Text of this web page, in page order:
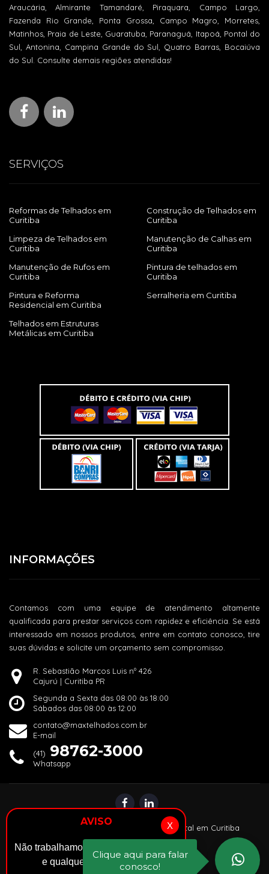
Clique aqui para falar
conosco!
AVISO X
Não trabalhamos com venda de telhas
e qualquer outro material.
Araucária, Almirante Tamandaré, Piraquara, Campo Largo,
Fazenda Rio Grande, Ponta Grossa, Campo Magro, Morretes,
Matinhos, Praia de Leste, Guaratuba, Paranaguá, Itapoá, Pontal do
Sul, Antonina, Campina Grande do Sul, Quatro Barras, Bocaiúva
do Sul. Consulte demais regiões atendidas!
SERVIÇOS
Reformas de Telhados em
Curitiba
Construção de Telhados em
Curitiba
Limpeza de Telhados em
Curitiba
Manutenção de Calhas em
Curitiba
Manutenção de Rufos em
Curitiba
Pintura de telhados em
Curitiba
Pintura e Reforma
Residencial em Curitiba
Serralheria em Curitiba
Telhados em Estruturas
Metálicas em Curitiba
INFORMAÇÕES
Contamos com uma equipe de atendimento altamente
qualificada para prestar serviços com rapidez e eficiência. Se está
interessado em nossos produtos, entre em contato conosco, tire
suas dúvidas e solicite um orçamento sem compromisso.
R. Sebastião Marcos Luis nº 426
Cajurú | Curitiba PR
Segunda a Sexta das 08:00 às 18:00
Sábados das 08:00 às 12:00
contato@maxtelhados.com.br
E-mail
(41) 98762-3000
Whatsapp
Alper: Agência de Marketing Digital em Curitiba